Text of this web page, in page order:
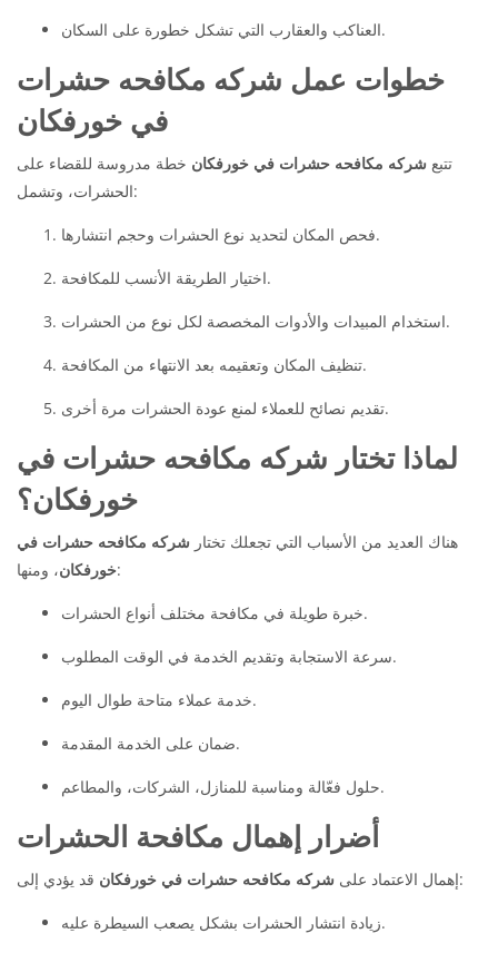
العناكب والعقارب التي تشكل خطورة على السكان.
خطوات عمل شركه مكافحه حشرات
في خورفكان
تتبع شركه مكافحه حشرات في خورفكان خطة مدروسة للقضاء على
الحشرات، وتشمل:
فحص المكان لتحديد نوع الحشرات وحجم انتشارها.
اختيار الطريقة الأنسب للمكافحة.
استخدام المبيدات والأدوات المخصصة لكل نوع من الحشرات.
تنظيف المكان وتعقيمه بعد الانتهاء من المكافحة.
تقديم نصائح للعملاء لمنع عودة الحشرات مرة أخرى.
لماذا تختار شركه مكافحه حشرات في
خورفكان؟
هناك العديد من الأسباب التي تجعلك تختار شركه مكافحه حشرات في
خورفكان، ومنها:
خبرة طويلة في مكافحة مختلف أنواع الحشرات.
سرعة الاستجابة وتقديم الخدمة في الوقت المطلوب.
خدمة عملاء متاحة طوال اليوم.
ضمان على الخدمة المقدمة.
حلول فعّالة ومناسبة للمنازل، الشركات، والمطاعم.
أضرار إهمال مكافحة الحشرات
إهمال الاعتماد على شركه مكافحه حشرات في خورفكان قد يؤدي إلى:
زيادة انتشار الحشرات بشكل يصعب السيطرة عليه.